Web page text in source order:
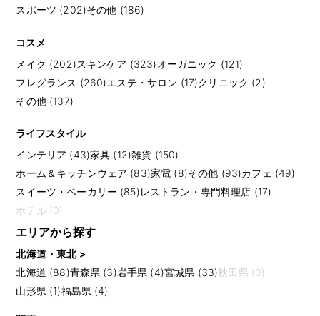
スポーツ (202)その他 (186)
コスメ
メイク (202)スキンケア (323)オーガニック (121)
フレグランス (260)エステ・サロン (17)クリニック (2)
その他 (137)
ライフスタイル
インテリア (43)家具 (12)雑貨 (150)
ホーム＆キッチンウェア (83)家電 (8)その他 (93)カフェ (49)
スイーツ・ベーカリー (85)レストラン・専門料理店 (17)
ホテル (0)
エリアから探す
北海道・東北 >
北海道 (88)青森県 (3)岩手県 (4)宮城県 (33)秋田県 (0)
山形県 (1)福島県 (4)